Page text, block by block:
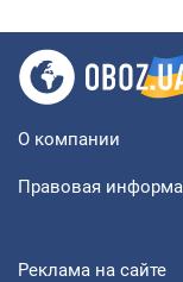
О компании
Правовая
Реклама на сайте